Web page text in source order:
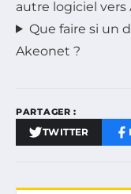
autre logiciel vers
Que faire si un
Akeonet ?
PARTAGER :
TWITTER